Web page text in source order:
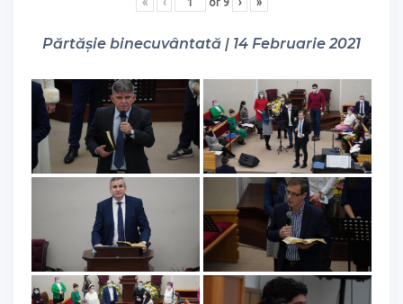
Părtășie binecuvântată | 14 Februarie 2021